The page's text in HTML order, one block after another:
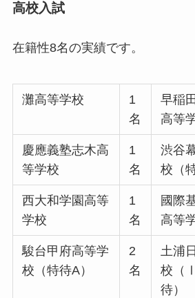
高校入試
在籍性8名の実績です。
灘高等学校
1
名
早稲
高等
慶應義塾志木高
等学校
1
名
渋谷
校（
西大和学園高等
学校
1
名
國際
高等
駿台甲府高等学
校（特待A）
2
名
土浦
校（
待）